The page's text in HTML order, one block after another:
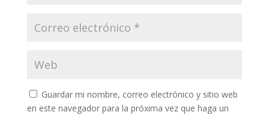
Guardar mi nombre, correo electrónico y sitio web
en este navegador para la próxima vez que haga un